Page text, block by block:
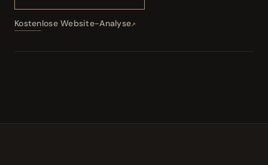
Kostenlose Website-Analyse